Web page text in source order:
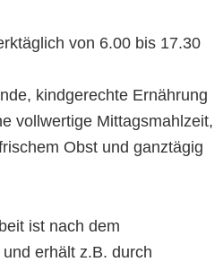
von 6.00 bis 17.30
kindgerechte Ernährung
vollwertige Mittagsmahlzeit,
Obst und ganztägig
ist nach dem
erhält z.B. durch